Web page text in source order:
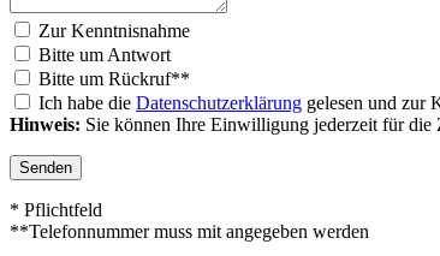
Zur Kenntnisnahme
Bitte um Antwort
Bitte um Rückruf**
Ich habe die Datenschutzerklärung gelesen und zur
Hinweis: Sie können Ihre Einwilligung jederzeit für
Senden
* Pflichtfeld
**Telefonnummer muss mit angegeben werden